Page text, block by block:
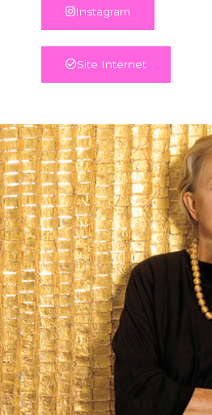
Instagram
Site Internet